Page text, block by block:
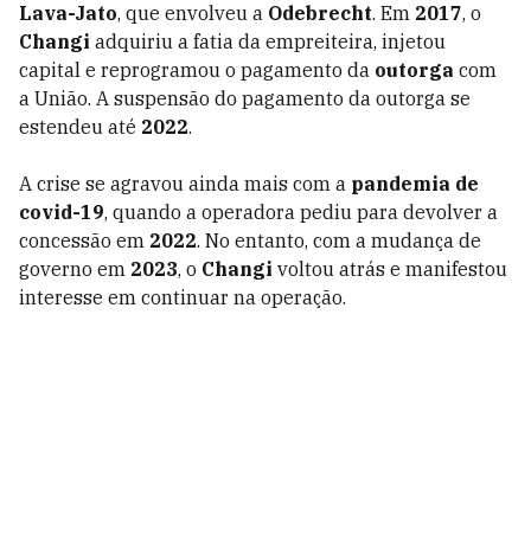
Lava-Jato, que envolveu a Odebrecht. Em 2017, o
Changi adquiriu a fatia da empreiteira, injetou
capital e reprogramou o pagamento da outorga com
a União. A suspensão do pagamento da outorga se
estendeu até 2022.
A crise se agravou ainda mais com a pandemia de
covid-19, quando a operadora pediu para devolver a
concessão em 2022. No entanto, com a mudança de
governo em 2023, o Changi voltou atrás e manifestou
interesse em continuar na operação.